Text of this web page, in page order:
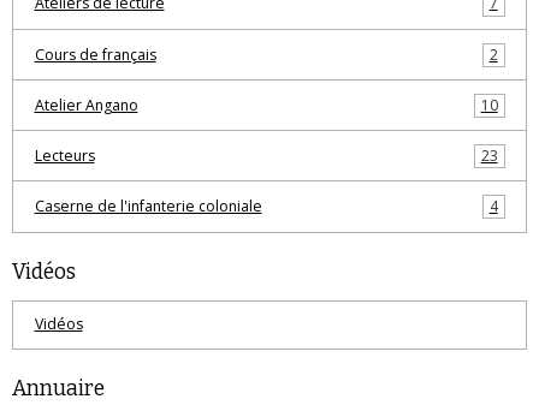
Cours de français 2
Atelier Angano 10
Lecteurs 23
Caserne de l'infanterie coloniale 4
Vidéos
Vidéos
Annuaire